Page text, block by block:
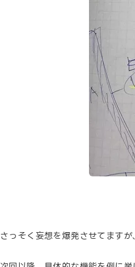
さっそく妄想を爆発させてますが